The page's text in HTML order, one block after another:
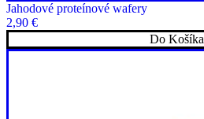
Jahodové proteínové wafery
2,90 €
Do Košíka